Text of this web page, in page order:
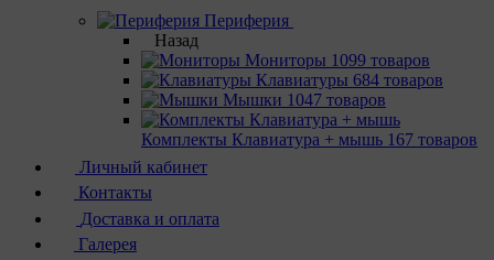
Периферия
Назад
Мониторы 1099 товаров
Клавиатуры 684 товаров
Мышки 1047 товаров
Комплекты Клавиатура + мышь 167 товаров
Личный кабинет
Контакты
Доставка и оплата
Галерея